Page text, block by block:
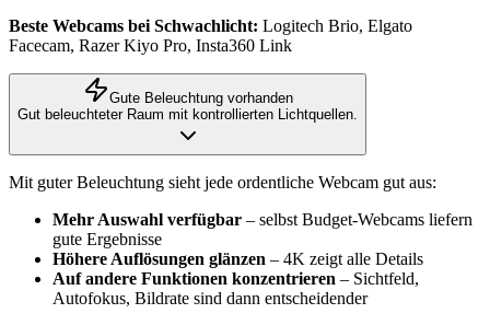
Beste Webcams bei Schwachlicht: Logitech Brio, Elgato
Facecam, Razer Kiyo Pro, Insta360 Link
Gute Beleuchtung vorhanden
Gut beleuchteter Raum mit kontrollierten Lichtquellen.
Mit guter Beleuchtung sieht jede ordentliche Webcam gut aus:
Mehr Auswahl verfügbar – selbst Budget-Webcams liefern
gute Ergebnisse
Höhere Auflösungen glänzen – 4K zeigt alle Details
Auf andere Funktionen konzentrieren – Sichtfeld,
Autofokus, Bildrate sind dann entscheidender